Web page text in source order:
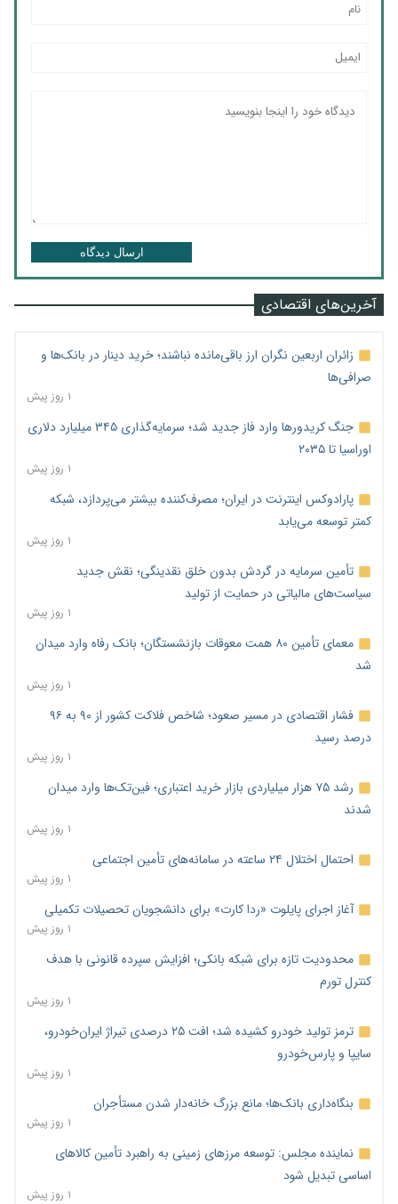
ارسال دیدگاه
آخرین‌های اقتصادی
زائران اربعین نگران ارز باقی‌مانده نباشند؛ خرید دینار در بانک‌ها و
صرافی‌ها
۱ روز پیش
جنگ کریدورها وارد فاز جدید شد؛ سرمایه‌گذاری ۳۴۵ میلیارد دلاری
اوراسیا تا ۲۰۳۵
۱ روز پیش
پارادوکس اینترنت در ایران؛ مصرف‌کننده بیشتر می‌پردازد، شبکه
کمتر توسعه می‌یابد
۱ روز پیش
تأمین سرمایه در گردش بدون خلق نقدینگی؛ نقش جدید
سیاست‌های مالیاتی در حمایت از تولید
۱ روز پیش
معمای تأمین ۸۰ همت معوقات بازنشستگان؛ بانک رفاه وارد میدان
شد
۱ روز پیش
فشار اقتصادی در مسیر صعود؛ شاخص فلاکت کشور از ۹۰ به ۹۶
درصد رسید
۱ روز پیش
رشد ۷۵ هزار میلیاردی بازار خرید اعتباری؛ فین‌تک‌ها وارد میدان
شدند
۱ روز پیش
احتمال اختلال ۲۴ ساعته در سامانه‌های تأمین اجتماعی
۱ روز پیش
آغاز اجرای پایلوت «ردا کارت» برای دانشجویان تحصیلات تکمیلی
۱ روز پیش
محدودیت تازه برای شبکه بانکی؛ افزایش سپرده قانونی با هدف
کنترل تورم
۱ روز پیش
ترمز تولید خودرو کشیده شد؛ افت ۲۵ درصدی تیراژ ایران‌خودرو،
سایپا و پارس‌خودرو
۱ روز پیش
بنگاه‌داری بانک‌ها؛ مانع بزرگ خانه‌دار شدن مستأجران
۱ روز پیش
نماینده مجلس: توسعه مرزهای زمینی به راهبرد تأمین کالاهای
اساسی تبدیل شود
۱ روز پیش